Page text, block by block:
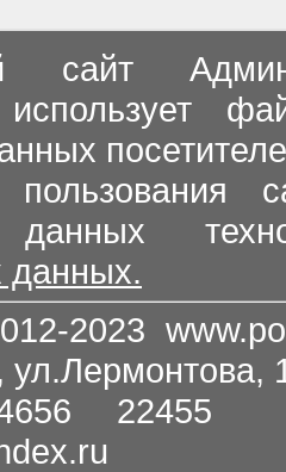
сайт
использует
пользования
данных
данных.
2023
ул.Лермонтова,